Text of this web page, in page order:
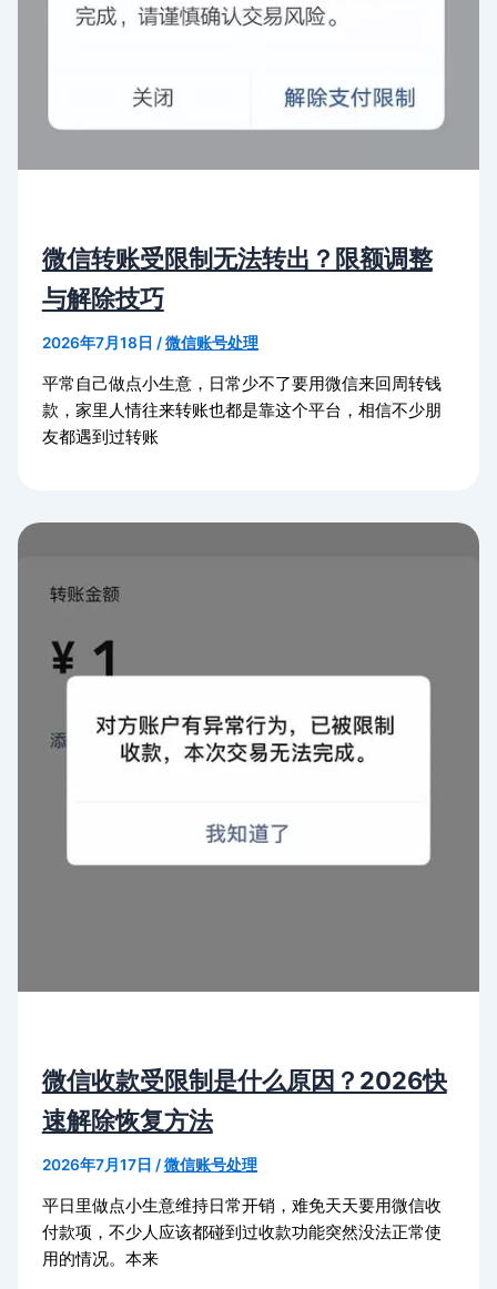
微信转账受限制无法转出？限额调整
与解除技巧
2026年7月18日 /微信账号处理
平常自己做点小生意，日常少不了要用微信来回周转钱
款，家里人情往来转账也都是靠这个平台，相信不少朋
友都遇到过转账
微信收款受限制是什么原因？2026快
速解除恢复方法
2026年7月17日 /微信账号处理
平日里做点小生意维持日常开销，难免天天要用微信收
付款项，不少人应该都碰到过收款功能突然没法正常使
用的情况。本来